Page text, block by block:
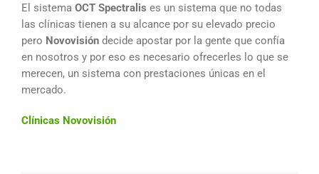
El sistema OCT Spectralis es un sistema que no todas
las clínicas tienen a su alcance por su elevado precio
pero Novovisión decide apostar por la gente que confía
en nosotros y por eso es necesario ofrecerles lo que se
merecen, un sistema con prestaciones únicas en el
mercado.
Clínicas Novovisión